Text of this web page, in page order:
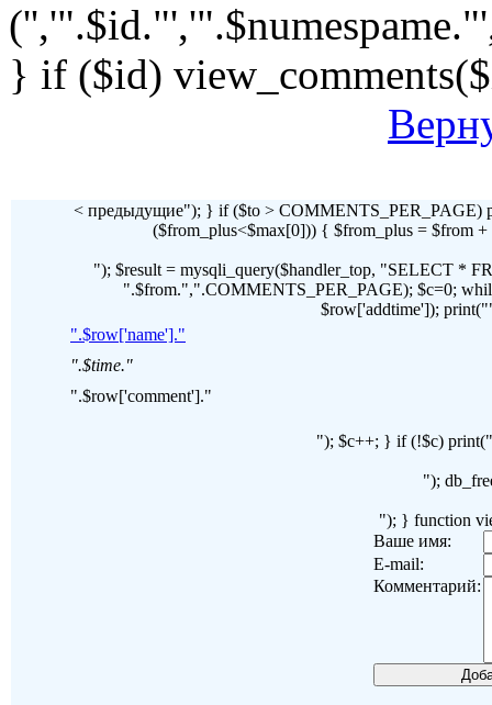
} if ($id)
< предыдущие"); } if ($to > COMMENTS_PER_PAGE)
($from_plus<$max[0])) { $from_plus = $from
"); $result = mysqli_query($handler_top, "SELECT *
".$from.",".COMMENTS_PER_PAGE); $c=0;
$row['addtime']);
".$row['name']."
".$time."
".$row['comment']."
"); $c++; } if (!$c)
");
"); } function
Ваше имя:
E-mail:
Комментарий: